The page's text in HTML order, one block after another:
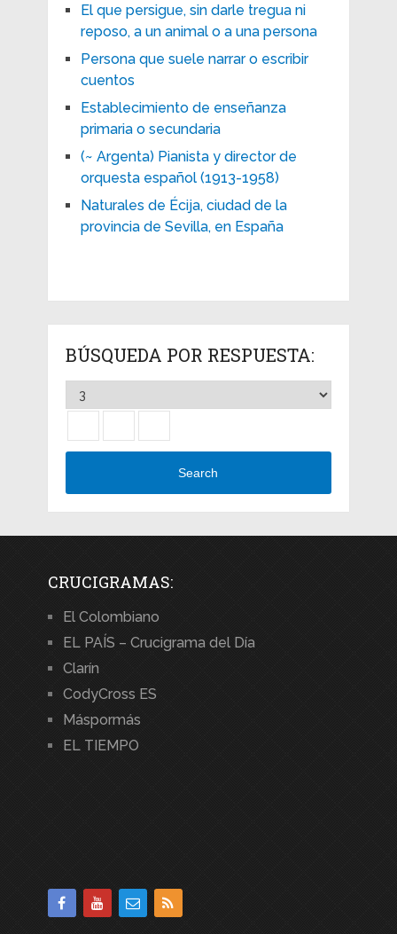
El que persigue, sin darle tregua ni
reposo, a un animal o a una persona
Persona que suele narrar o escribir
cuentos
Establecimiento de enseñanza
primaria o secundaria
(~ Argenta) Pianista y director de
orquesta español (1913-1958)
Naturales de Écija, ciudad de la
provincia de Sevilla, en España
BÚSQUEDA POR RESPUESTA:
Search
CRUCIGRAMAS:
El Colombiano
EL PAÍS – Crucigrama del Día
Clarín
CodyCross ES
Máspormás
EL TIEMPO